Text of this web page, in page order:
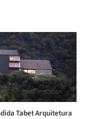
Tabet Arquitetura